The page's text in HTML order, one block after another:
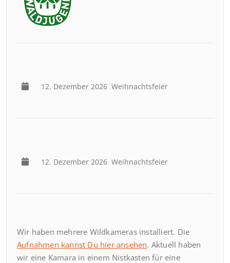
12. Dezember 2026 Weihnachtsfeier
12. Dezember 2026 Weihnachtsfeier
Wir haben mehrere Wildkameras installiert. Die
Aufnahmen kannst Du hier ansehen. Aktuell haben
wir eine Kamara in einem Nistkasten für eine